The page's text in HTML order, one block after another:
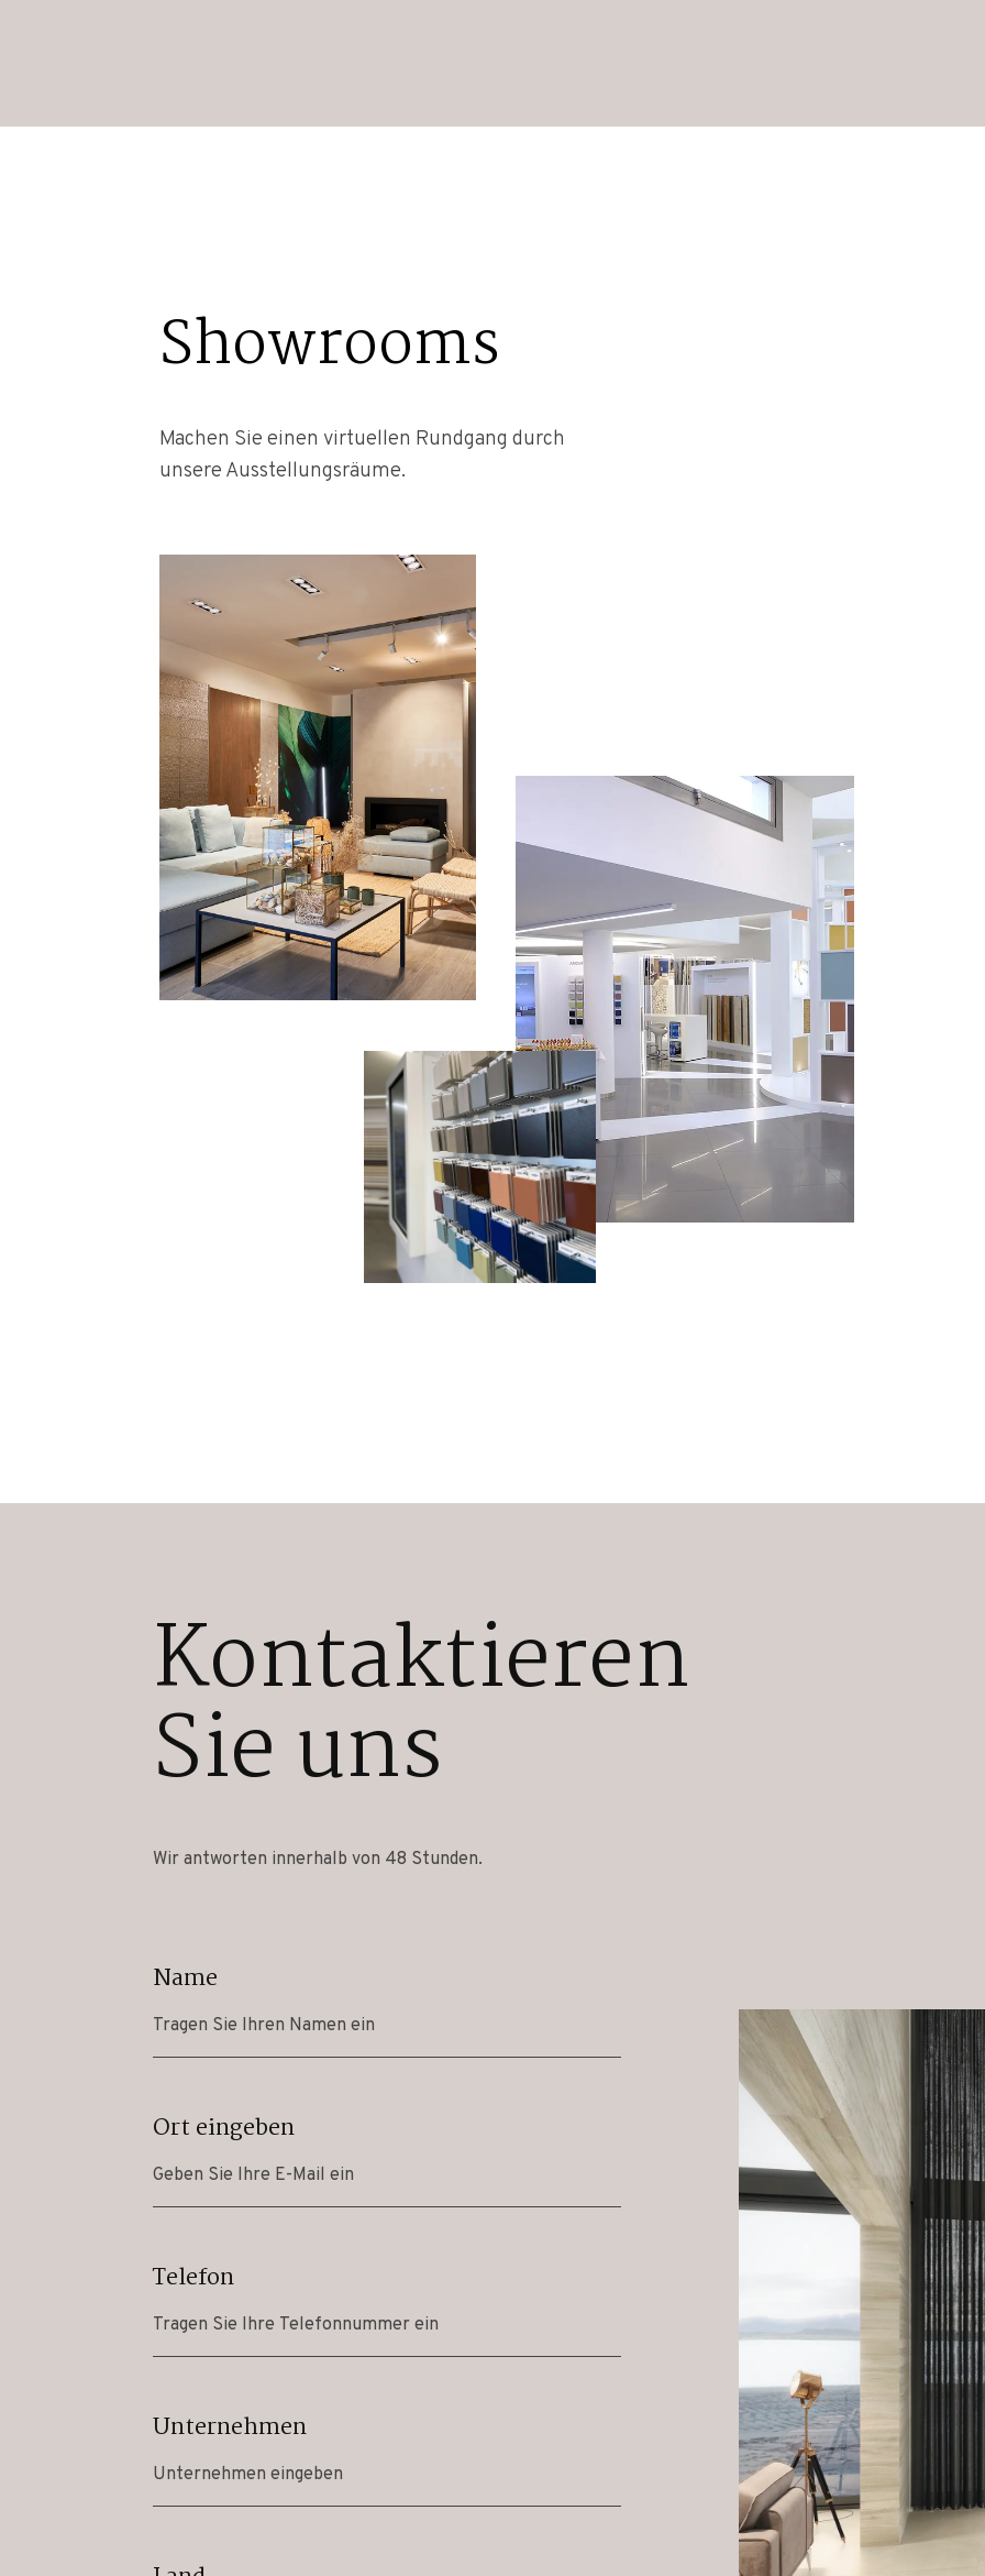
Showrooms
Machen Sie einen virtuellen Rundgang durch
unsere Ausstellungsräume.
Kontaktieren
Sie uns
Wir antworten innerhalb von 48 Stunden.
Name
Ort eingeben
Telefon
Unternehmen